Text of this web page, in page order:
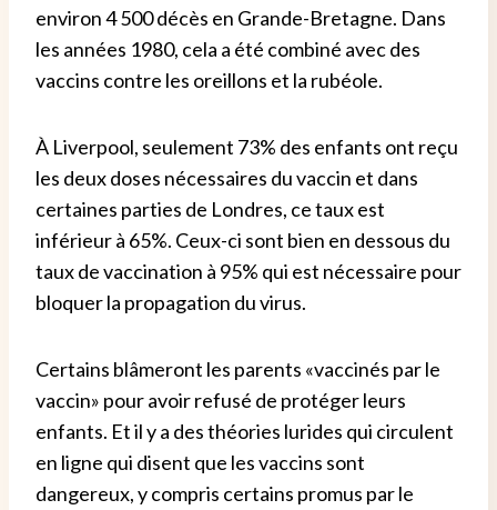
environ 4 500 décès en Grande-Bretagne. Dans
les années 1980, cela a été combiné avec des
vaccins contre les oreillons et la rubéole.
À Liverpool, seulement 73% des enfants ont reçu
les deux doses nécessaires du vaccin et dans
certaines parties de Londres, ce taux est
inférieur à 65%. Ceux-ci sont bien en dessous du
taux de vaccination à 95% qui est nécessaire pour
bloquer la propagation du virus.
Certains blâmeront les parents «vaccinés par le
vaccin» pour avoir refusé de protéger leurs
enfants. Et il y a des théories lurides qui circulent
en ligne qui disent que les vaccins sont
dangereux, y compris certains promus par le